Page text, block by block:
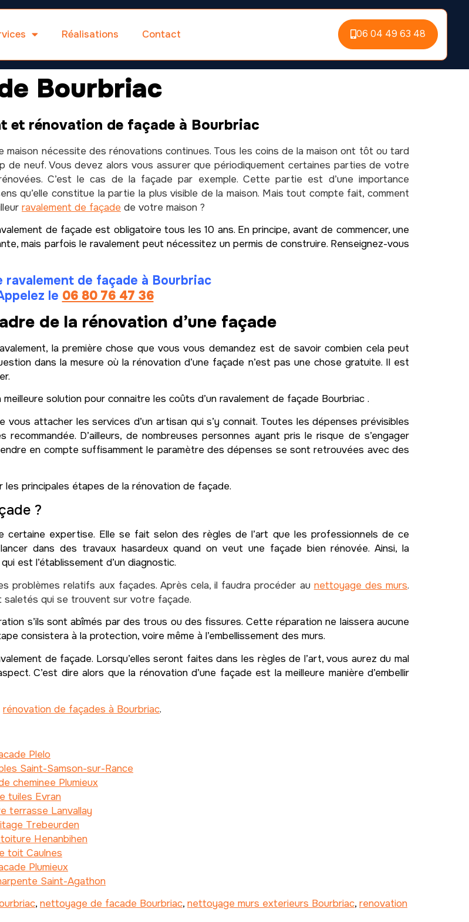
Réalisations Contact 06 04 49 63 48
Bourbriac
et rénovation de façade à Bourbriac
maison nécessite des rénovations continues. Tous les coins de la maison ont tôt ou tard
de neuf. Vous devez alors vous assurer que périodiquement certaines parties de votre
C’est le cas de la façade par exemple. Cette partie est d’une importance
qu’elle constitue la partie la plus visible de la maison. Mais tout compte fait, comment
ravalement de façade de votre maison ?
de façade est obligatoire tous les 10 ans. En principe, avant de commencer, une
mais parfois le ravalement peut nécessitez un permis de construire. Renseignez-vous
ravalement de façade à Bourbriac
le 06 80 76 47 36
de la rénovation d’une façade
la première chose que vous vous demandez est de savoir combien cela peut
dans la mesure où la rénovation d’une façade n’est pas une chose gratuite. Il est
solution pour connaitre les coûts d’un ravalement de façade Bourbriac .
attacher les services d’un artisan qui s’y connait. Toutes les dépenses prévisibles
D’ailleurs, de nombreuses personnes ayant pris le risque de s’engager
en compte suffisamment le paramètre des dépenses se sont retrouvées avec des
principales étapes de la rénovation de façade.
?
certaine expertise. Elle se fait selon des règles de l’art que les professionnels de ce
dans des travaux hasardeux quand on veut une façade bien rénovée. Ainsi, la
est l’établissement d’un diagnostic.
problèmes relatifs aux façades. Après cela, il faudra procéder au nettoyage des murs.
qui se trouvent sur votre façade.
s’ils sont abîmés par des trous ou des fissures. Cette réparation ne laissera aucune
consistera à la protection, voire même à l’embellissement des murs.
de façade. Lorsqu’elles seront faites dans les règles de l’art, vous aurez du mal
C’est dire alors que la rénovation d’une façade est la meilleure manière d’embellir
rénovation de façades à Bourbriac.
Plelo
Saint-Samson-sur-Rance
cheminee Plumieux
tuiles Evran
terrasse Lanvallay
Trebeurden
Henanbihen
toit Caulnes
Plumieux
Saint-Agathon
, nettoyage de facade Bourbriac, nettoyage murs exterieurs Bourbriac, renovation